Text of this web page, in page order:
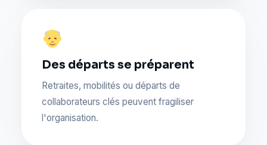
Des départs se préparent
Retraites, mobilités ou départs de
collaborateurs clés peuvent fragiliser
l'organisation.